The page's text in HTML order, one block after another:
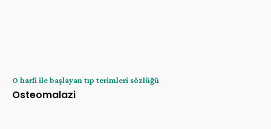
O harfi ile başlayan tıp terimleri sözlüğü
Osteomalazi